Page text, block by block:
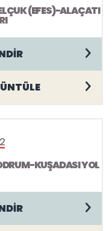
(EFES)-ALAÇATI
KUŞADASI YOL